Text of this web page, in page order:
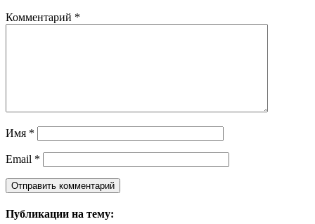
Комментарий *
Имя *
Email *
Публикации на тему: